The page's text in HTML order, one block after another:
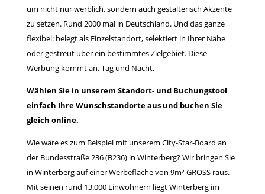
um nicht nur werblich, sondern auch gestalterisch Akzente
zu setzen. Rund 2000 mal in Deutschland. Und das ganze
flexibel: belegt als Einzelstandort, selektiert in Ihrer Nähe
oder gestreut über ein bestimmtes Zielgebiet. Diese
Werbung kommt an. Tag und Nacht.
Wählen Sie in unserem Standort- und Buchungstool
einfach Ihre Wunschstandorte aus und buchen Sie
gleich online.
Wie wäre es zum Beispiel mit unserem City-Star-Board an
der Bundesstraße 236 (B236) in Winterberg? Wir bringen Sie
in Winterberg auf einer Werbefläche von 9m² GROSS raus.
Mit seinen rund 13.000 Einwohnern liegt Winterberg im